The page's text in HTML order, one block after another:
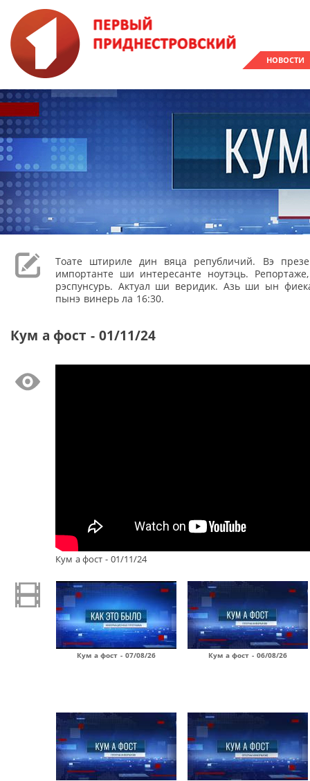
НОВОСТИ
Тоате штириле дин вяца републичий. Вэ
импортанте ши интересанте ноутэць.
рэспунсурь. Актуал ши веридик. Азь ши ын
пынэ винерь ла 16:30.
Кум а фост - 01/11/24
Кум а фост - 01/11/24
Кум а фост - 07/08/26 Кум а фост - 06/08/26